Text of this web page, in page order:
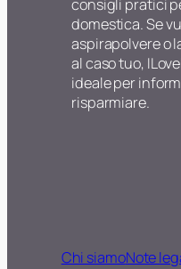
consigli pratici
domestica. Se
aspirapolvere o
al caso tuo,
ideale per
risparmiare.
Chi siamoNote